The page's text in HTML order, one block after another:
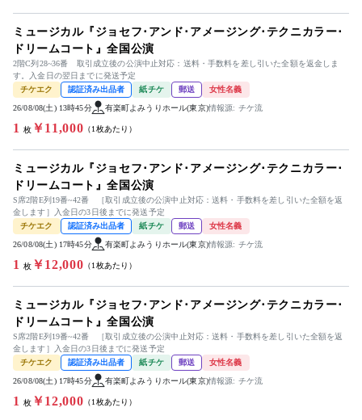
ミュージカル『ジョセフ･アンド･アメージング･テクニカラー･
ドリームコート』全国公演
2階C列28~36番 取引成立後の公演中止対応：送料・手数料を差し引いた全額を返金しま
す。入金日の翌日までに発送予定
チケエク
認証済み出品者 紙チケ 郵送 女性名義
26/08/08(土) 13時45分 有楽町よみうりホール(東京)情報源: チケ流
1 枚￥11,000 （1枚あたり）
ミュージカル『ジョセフ･アンド･アメージング･テクニカラー･
ドリームコート』全国公演
S席2階E列19番~42番 ［取引成立後の公演中止対応：送料・手数料を差し引いた全額を返
金します］入金日の3日後までに発送予定
チケエク
認証済み出品者 紙チケ 郵送 女性名義
26/08/08(土) 17時45分 有楽町よみうりホール(東京)情報源: チケ流
1 枚￥12,000 （1枚あたり）
ミュージカル『ジョセフ･アンド･アメージング･テクニカラー･
ドリームコート』全国公演
S席2階E列19番~42番 ［取引成立後の公演中止対応：送料・手数料を差し引いた全額を返
金します］入金日の3日後までに発送予定
チケエク
認証済み出品者 紙チケ 郵送 女性名義
26/08/08(土) 17時45分 有楽町よみうりホール(東京)情報源: チケ流
1 枚￥12,000 （1枚あたり）